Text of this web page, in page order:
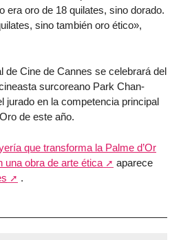
era oro de 18 quilates, sino dorado.
sino también oro ético»,
de Cine de Cannes se celebrará del
surcoreano Park Chan-
jurado en la competencia principal
de este año.
que transforma la Palme d’Or
una obra de arte ética
aparece
.